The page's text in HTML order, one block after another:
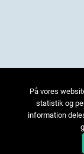
På vores
statistik og
information